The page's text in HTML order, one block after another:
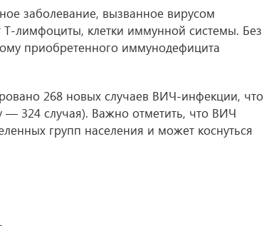
заболевание, вызванное вирусом
лимфоциты, клетки иммунной системы. Без
приобретенного иммунодефицита
268 новых случаев ВИЧ-инфекции, что
— 324 случая). Важно отметить, что ВИЧ
групп населения и может коснуться